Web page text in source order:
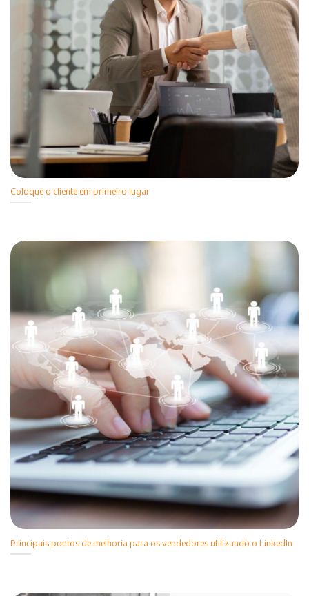
Coloque o cliente em primeiro lugar
Principais pontos de melhoria para os vendedores utilizando o LinkedIn